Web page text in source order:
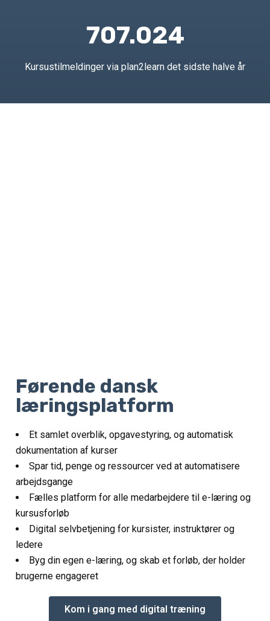
707.024
Kursustilmeldinger via plan2learn det sidste halve år
Førende dansk
læringsplatform
Et samlet overblik, opgavestyring, og automatisk
dokumentation af kurser
Spar tid, penge og ressourcer ved at automatisere
arbejdsgange
Fælles platform for alle medarbejdere til e-læring og
kursusforløb
Digital selvbetjening for kursister, instruktører og
ledere
Byg din egen e-læring, og skab et forløb, der holder
brugerne engageret
Kom i gang med digital træning